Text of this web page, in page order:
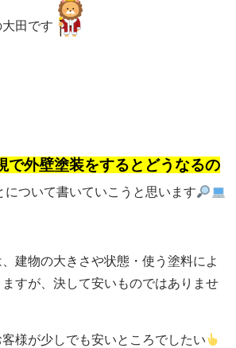
田です
で外壁塗装をするとどうなるの
について書いていこうと思います
建物の大きさや状態・使う塗料によ
すが、決して安いものではありませ
様が少しでも安いところでしたい